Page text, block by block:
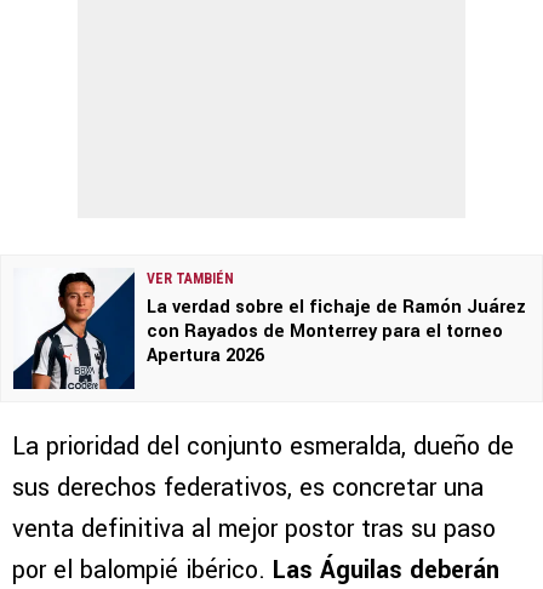
VER TAMBIÉN
La verdad sobre el fichaje de Ramón Juárez
con Rayados de Monterrey para el torneo
Apertura 2026
La prioridad del conjunto esmeralda, dueño de
sus derechos federativos, es concretar una
venta definitiva al mejor postor tras su paso
por el balompié ibérico. Las Águilas deberán